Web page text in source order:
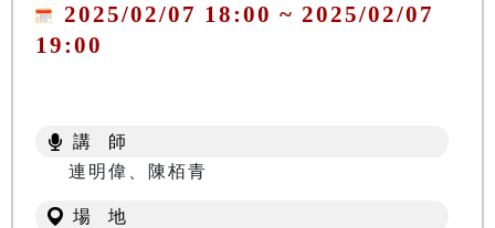
2025/02/07 18:00 ~ 2025/02/07
19:00
講 師
連明偉、陳栢青
場 地